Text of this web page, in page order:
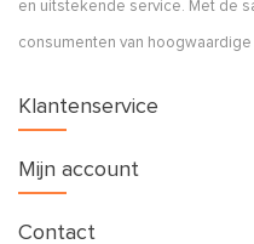
en uitstekende service. Met de
consumenten van
Klantenservice
Mijn account
Contact